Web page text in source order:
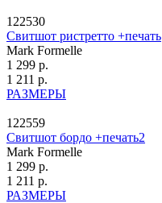
122530
Свитшот ристретто +печать
Mark Formelle
1 299 р.
1 211 р.
РАЗМЕРЫ
122559
Свитшот бордо +печать2
Mark Formelle
1 299 р.
1 211 р.
РАЗМЕРЫ